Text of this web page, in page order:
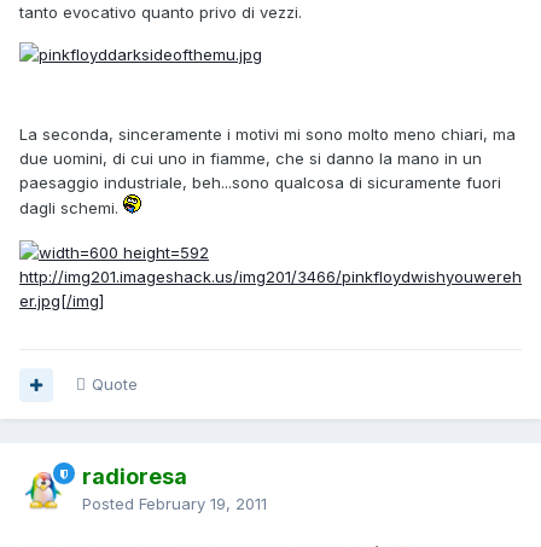
tanto evocativo quanto privo di vezzi.
La seconda, sinceramente i motivi mi sono molto meno chiari, ma
due uomini, di cui uno in fiamme, che si danno la mano in un
paesaggio industriale, beh...sono qualcosa di sicuramente fuori
dagli schemi.
http://img201.imageshack.us/img201/3466/pinkfloydwishyouwereh
er.jpg[/img]
Quote
radioresa
Posted February 19, 2011